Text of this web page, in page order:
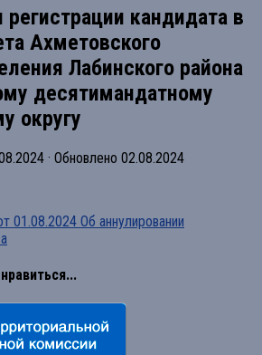
регистрации кандидата в
Ахметовского
Лабинского района
десятимандатному
округу
· Обновлено 02.08.2024
Об аннулировании